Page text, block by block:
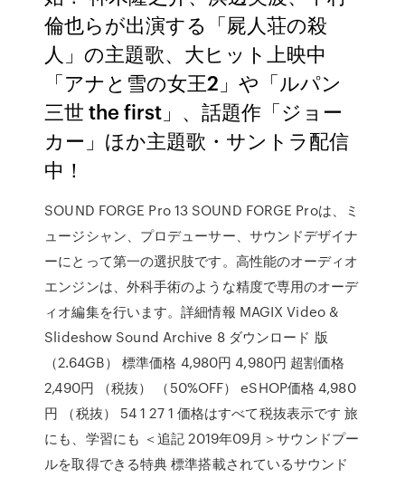
倫也らが出演する「屍人荘の殺
人」の主題歌、大ヒット上映中
「アナと雪の女王2」や「ルパン
三世 the first」、話題作「ジョー
カー」ほか主題歌・サントラ配信
中！
SOUND FORGE Pro 13 SOUND FORGE Proは、ミ
ュージシャン、プロデューサー、サウンドデザイナ
ーにとって第一の選択肢です。高性能のオーディオ
エンジンは、外科手術のような精度で専用のオーデ
ィオ編集を行います。詳細情報 MAGIX Video &
Slideshow Sound Archive 8 ダウンロード 版
（2.64GB） 標準価格 4,980円 4,980円 超割価格
2,490円 （税抜） （50%OFF） eSHOP価格 4,980
円 （税抜） 54 1 27 1 価格はすべて税抜表示です 旅
にも、学習にも ＜追記 2019年09月＞サウンドプー
ルを取得できる特典 標準搭載されているサウンド